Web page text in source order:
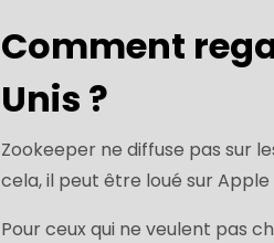
Comment
Unis ?
Zookeeper ne diffuse pas sur
cela, il peut être loué sur
Pour ceux qui ne veulent pas